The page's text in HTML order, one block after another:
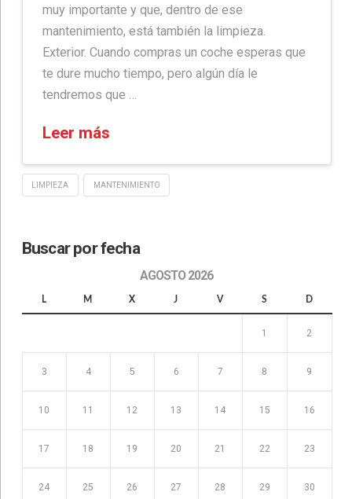
muy importante y que, dentro de ese
mantenimiento, está también la limpieza.
Exterior. Cuando compras un coche esperas que
te dure mucho tiempo, pero algún día le
tendremos que …
Leer más
LIMPIEZA MANTENIMIENTO
Buscar por fecha
AGOSTO 2026
L M X J V S D
1 2
3 4 5 6 7 8 9
10 11 12 13 14 15 16
17 18 19 20 21 22 23
24 25 26 27 28 29 30